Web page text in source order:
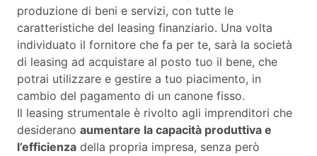
produzione di beni e servizi, con tutte le
caratteristiche del leasing finanziario. Una volta
individuato il fornitore che fa per te, sarà la società
di leasing ad acquistare al posto tuo il bene, che
potrai utilizzare e gestire a tuo piacimento, in
cambio del pagamento di un canone fisso.
Il leasing strumentale è rivolto agli imprenditori che
desiderano aumentare la capacità produttiva e
l’efficienza della propria impresa, senza però